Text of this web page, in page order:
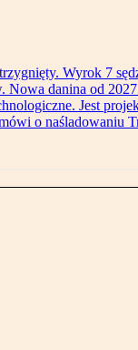
Wyrok 7
Nowa danina od
Jest
o naśladowaniu